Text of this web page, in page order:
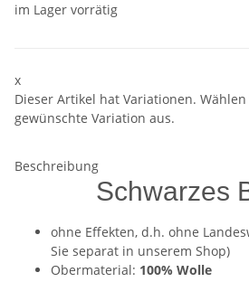
im Lager vorrätig
x
Dieser Artikel hat Variationen.
gewünschte Variation aus.
Beschreibung
Schwarzes
ohne Effekten, d.h. ohne
Sie separat in unserem Shop)
Obermaterial: 100% Wolle